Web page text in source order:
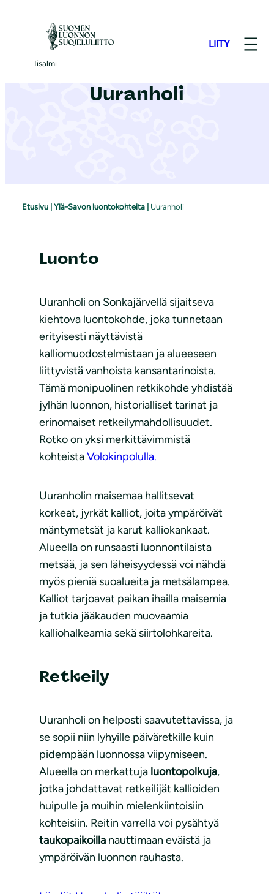
Iisalmi
LIITY
Uuranholi
Etusivu Ylä-Savon luontokohteita Uuranholi
Luonto
Uuranholi on Sonkajärvellä sijaitseva
kiehtova luontokohde, joka tunnetaan
erityisesti näyttävistä
kalliomuodostelmistaan ja alueeseen
liittyvistä vanhoista kansantarinoista.
Tämä monipuolinen retkikohde yhdistää
jylhän luonnon, historialliset tarinat ja
erinomaiset retkeilymahdollisuudet.
Rotko on yksi merkittävimmistä
kohteistaVolokinpolulla.
Uuranholin maisemaa hallitsevat
korkeat, jyrkät kalliot, joita ympäröivät
mäntymetsät ja karut kalliokankaat.
Alueella on runsaasti luonnontilaista
metsää, ja sen läheisyydessä voi nähdä
myös pieniä suoalueita ja metsälampea.
Kalliot tarjoavat paikan ihailla maisemia
ja tutkia jääkauden muovaamia
kalliohalkeamia sekä siirtolohkareita.
Retkeily
Uuranholi on helposti saavutettavissa, ja
se sopii niin lyhyille päiväretkille kuin
pidempään luonnossa viipymiseen.
Alueella on merkattuja luontopolkuja,
jotka johdattavat retkeilijät kallioiden
huipulle ja muihin mielenkiintoisiin
kohteisiin. Reitin varrella voi pysähtyä
taukopaikoilla nauttimaan eväistä ja
ympäröivän luonnon rauhasta.